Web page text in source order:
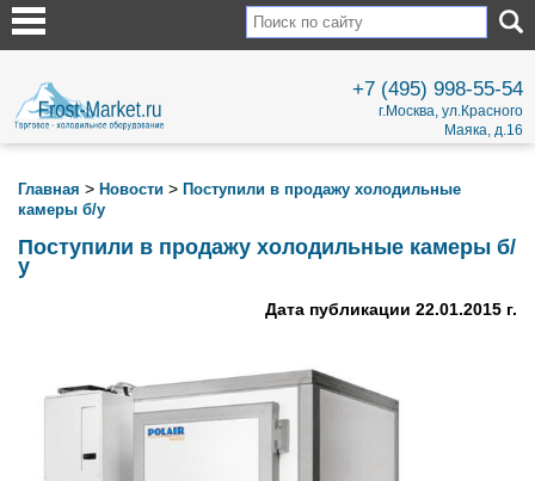
+7 (495) 998-55-54
г.Москва, ул.Красного
Маяка, д.16
Главная > Новости > Поступили в продажу холодильные
камеры б/у
Поступили в продажу холодильные камеры б/
у
Дата публикации 22.01.2015 г.